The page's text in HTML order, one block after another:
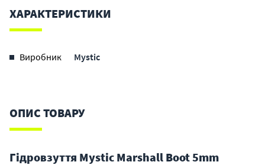
ХАРАКТЕРИСТИКИ
Виробник Mystic
ОПИС ТОВАРУ
Гідровзуття Mystic Marshall Boot 5mm